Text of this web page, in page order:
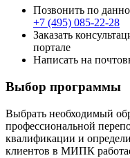
Позвонить по
+7 (495) 085-22-28
Заказать
портале
Написать на
Выбор программы
Выбрать необходимый
профессиональной
квалификации и
клиентов в МИПК